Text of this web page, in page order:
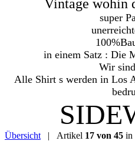
Vintage wohin
super
in einem Satz : Die
Wir
Alle Shirt s werden in Los
Übersicht | Artikel 17 von 45 in